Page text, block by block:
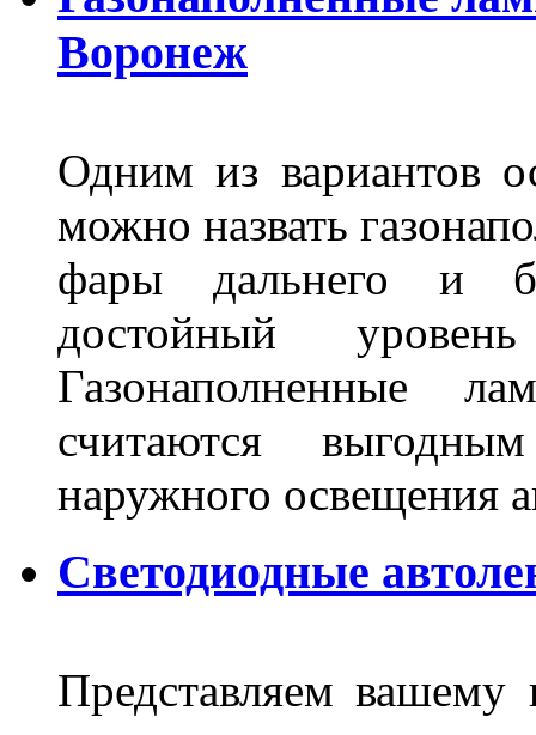
Воронеж
Одним из вариантов
можно назвать
фары дальнего и
достойный
Газонаполненные
считаются
наружного освещения
Светодиодные
Представляем